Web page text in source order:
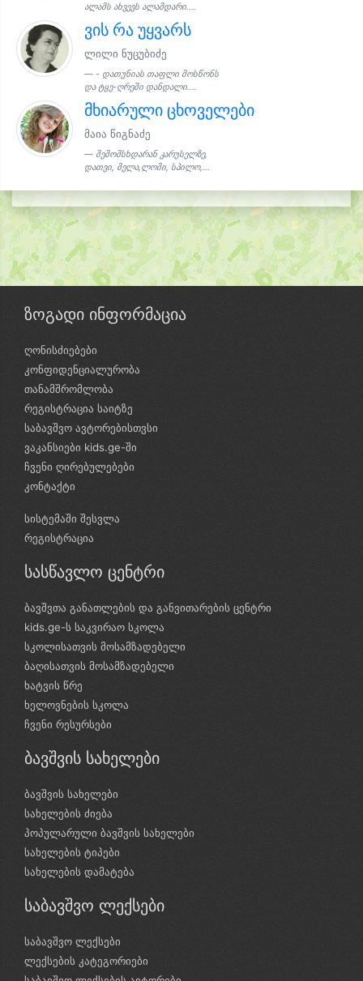
ალამს ახვევს ალამდარი....
ვის რა უყვარს
ლილი ნუცუბიძე
- დათუნიას თაფლი მოსწონს
და ტყე-ღრეში დანდალი....
მხიარული ცხოველები
მაია წიგნაძე
შემომსხდარან კარუსელზე,
დათვი, მელა,ლომი, სპილო,...
ზოგადი ინფორმაცია
ღონისძიებები
კონფიდენციალურობა
თანამშრომლობა
რეგისტრაცია საიტზე
საბავშვო ავტორებისთვსი
ვაკანსიები kids.ge-ში
ჩვენი ღირებულებები
კონტაქტი
სისტემაში შესვლა
რეგისტრაცია
სასწავლო ცენტრი
ბავშვთა განათლების და განვითარების ცენტრი
kids.ge-ს საკვირაო სკოლა
სკოლისათვის მოსამზადებელი
ბაღისათვის მოსამზადებელი
ხატვის წრე
ხელოვნების სკოლა
ჩვენი რესურსები
ბავშვის სახელები
ბავშვის სახელები
სახელების ძიება
პოპულარული ბავშვის სახელები
სახელების ტიპები
სახელების დამატება
საბავშვო ლექსები
საბავშვო ლექსები
ლექსების კატეგორიები